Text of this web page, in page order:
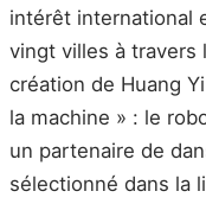
intérêt international
vingt villes à travers
création de Huang
la machine » : le
un partenaire de
sélectionné dans la